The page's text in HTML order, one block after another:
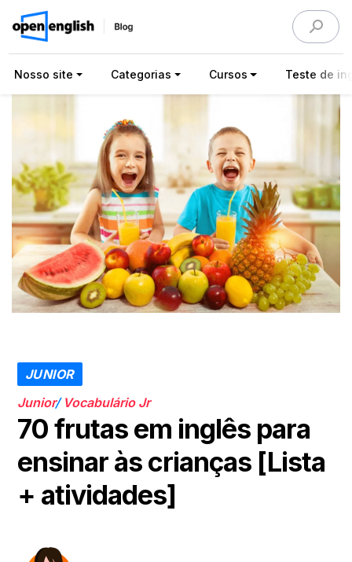
Nosso site Categorias Cursos Teste de
JUNIOR
Junior/ Vocabulário Jr
70 frutas em inglês para
ensinar às crianças [Lista
+ atividades]